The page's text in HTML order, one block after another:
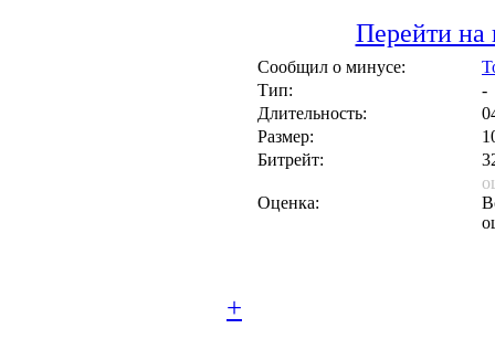
Перейти на
Сообщил о минусе:
Тип:
-
Длительность:
Размер:
Битрейт:
Оценка:
+